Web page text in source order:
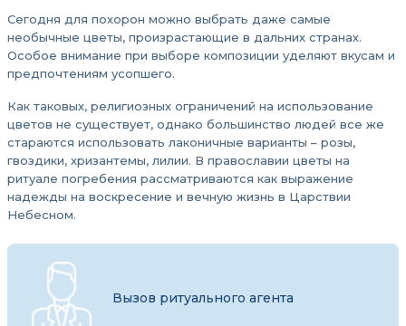
Сегодня для похорон можно выбрать даже самые
необычные цветы, произрастающие в дальних странах.
Особое внимание при выборе композиции уделяют вкусам и
предпочтениям усопшего.
Как таковых, религиозных ограничений на использование
цветов не существует, однако большинство людей все же
стараются использовать лаконичные варианты – розы,
гвоздики, хризантемы, лилии. В православии цветы на
ритуале погребения рассматриваются как выражение
надежды на воскресение и вечную жизнь в Царствии
Небесном.
Вызов ритуального агента